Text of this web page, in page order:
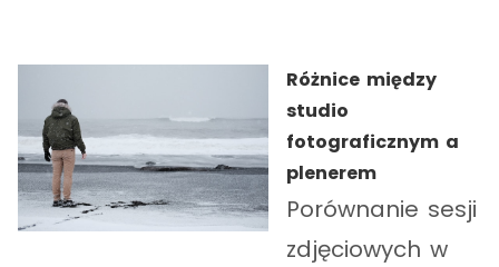
Różnice między
studio
fotograficznym a
plenerem
Porównanie sesji
zdjęciowych w